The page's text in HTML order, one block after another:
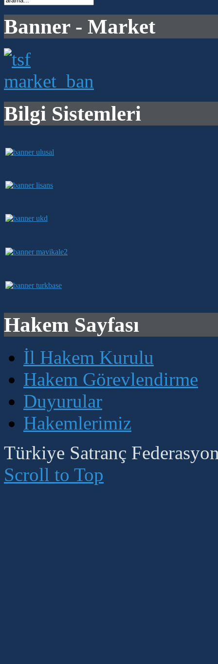
Banner - Market
Bilgi Sistemleri
Hakem Sayfası
İl Hakem Kurulu
Hakem Görevlendirme
Duyurular
Hakemlerimiz
Türkiye Satranç
Scroll to Top